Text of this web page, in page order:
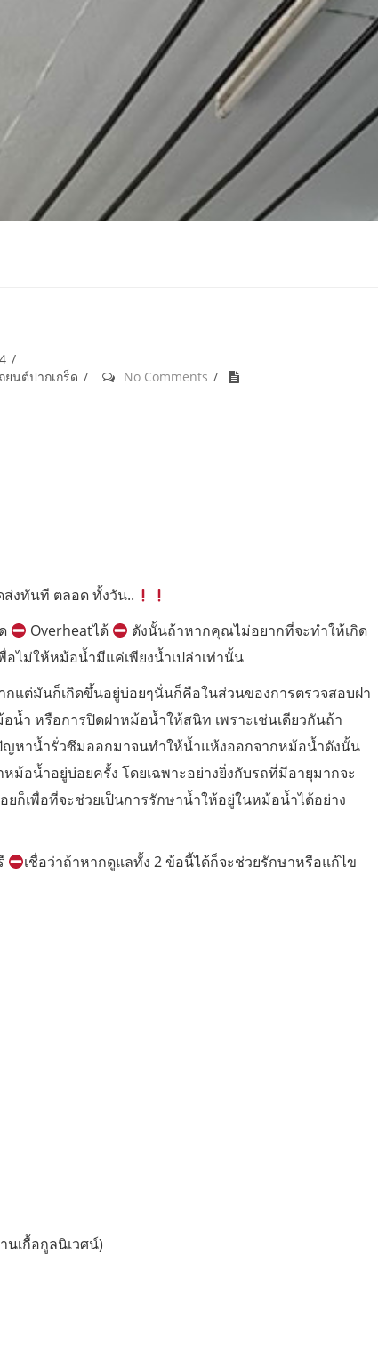
นต์ปากเกร็ด No Comments
ส่งทันที ตลอด ทั้งวัน..
Overheatได้
ดังนั้นถ้าหากคุณไม่อยากที่จะทำให้เกิด
ไม่ให้หม้อน้ำมีแค่เพียงน้ำเปล่าเท่านั้น
กแต่มันก็เกิดขึ้นอยู่บ่อยๆนั่นก็คือในส่วนของการตรวจสอบฝา
ำ หรือการปิดฝาหม้อน้ำให้สนิท เพราะเช่นเดียวกันถ้า
หาน้ำรั่วซึมออกมาจนทำให้น้ำแห้งออกจากหม้อน้ำดังนั้น
ม้อน้ำอยู่บ่อยครั้ง โดยเฉพาะอย่างยิ่งกับรถที่มีอายุมากจะ
ก็เพื่อที่จะช่วยเป็นการรักษาน้ำให้อยู่ในหม้อน้ำได้อย่าง
เชื่อว่าถ้าหากดูแลทั้ง 2 ข้อนี้ได้ก็จะช่วยรักษาหรือแก้ไข
เกื้อกูลนิเวศน์)